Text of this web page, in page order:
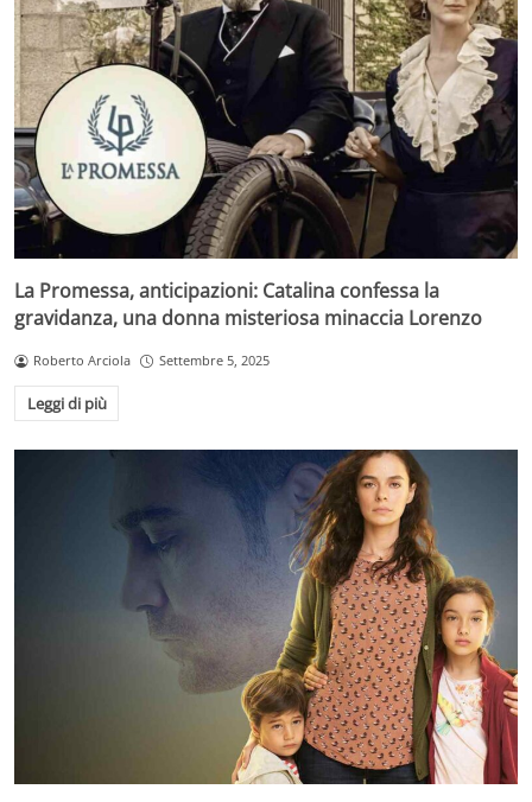
La Promessa, anticipazioni: Catalina confessa la
gravidanza, una donna misteriosa minaccia Lorenzo
Roberto Arciola Settembre 5, 2025
Leggi di più